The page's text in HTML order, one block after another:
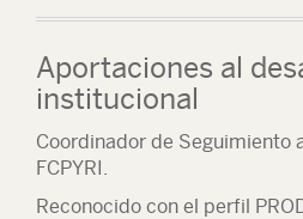
Aportaciones al
institucional
Coordinador de Seguimiento
FCPYRI.
Reconocido con el perfil